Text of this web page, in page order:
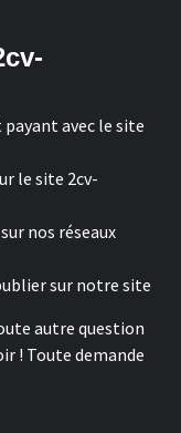
avec le site
le site 2cv-
nos réseaux
sur notre site
autre question
! Toute demande